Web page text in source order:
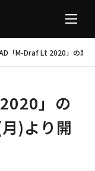
「M-Draf Lt 2020」の販
」の
)より開